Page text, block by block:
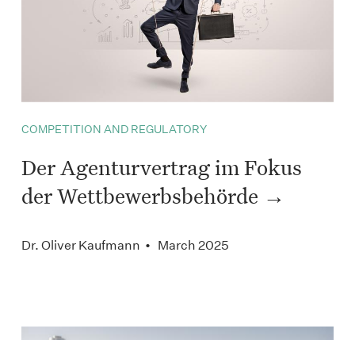
COMPETITION AND REGULATORY
Der Agenturvertrag im Fokus
der Wettbewerbsbehörde
Dr. Oliver Kaufmann • March 2025